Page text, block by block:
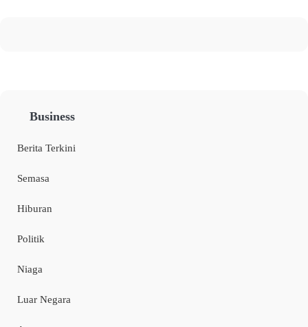
Business
Berita Terkini
Semasa
Hiburan
Politik
Niaga
Luar Negara